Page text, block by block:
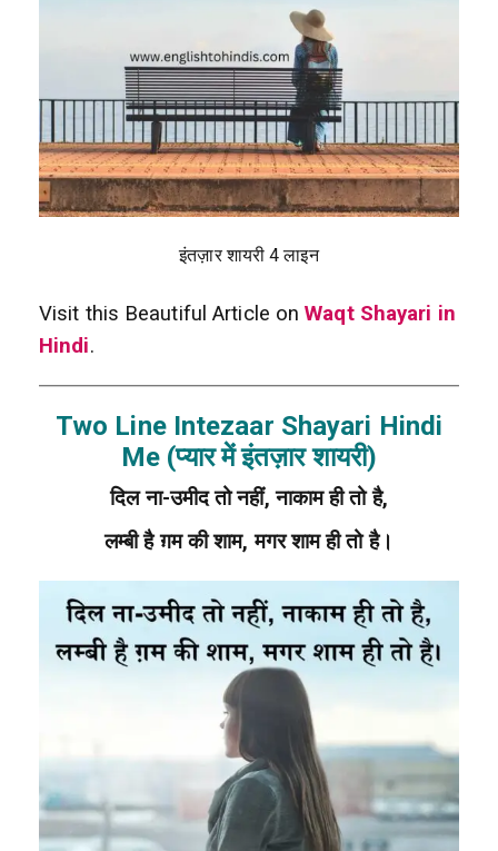
इंतज़ार शायरी 4 लाइन
Visit this Beautiful Article onWaqt Shayari in
Hindi.
Two Line Intezaar Shayari Hindi
Me (प्यार में इंतज़ार शायरी)
दिल ना-उमीद तो नहीं, नाकाम ही तो है,
लम्बी है ग़म की शाम, मगर शाम ही तो है।